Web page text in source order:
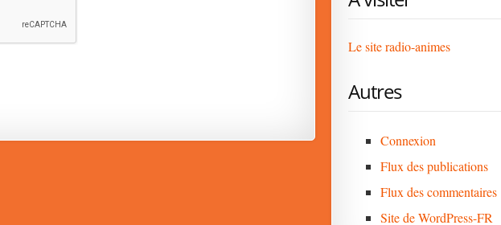
Le site radio-animes
Autres
Connexion
Flux des publications
Flux des commentaires
Site de WordPress-FR